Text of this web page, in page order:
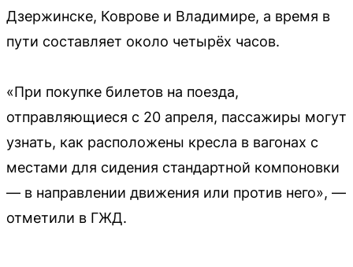
Дзержинске, Коврове и Владимире, а время в
пути составляет около четырёх часов.
«При покупке билетов на поезда,
отправляющиеся с 20 апреля, пассажиры могут
узнать, как расположены кресла в вагонах с
местами для сидения стандартной компоновки
— в направлении движения или против него», —
отметили в ГЖД.